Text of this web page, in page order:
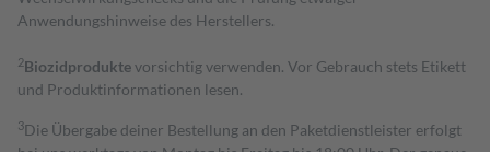
Anwendungshinweise des Herstellers.
2Biozidproduktevorsichtig verwenden. Vor Gebrauch stets Etikett
und Produktinformationen lesen.
3Die Übergabe deiner Bestellung an den Paketdienstleister erfolgt